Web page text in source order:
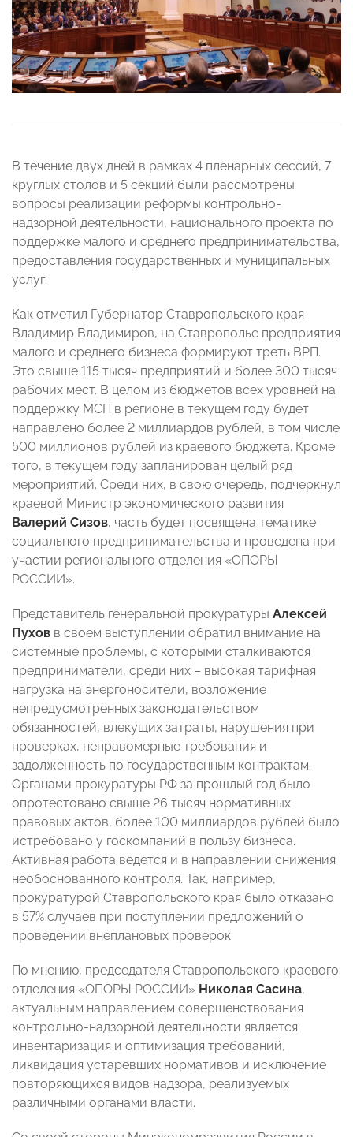
В течение двух дней в рамках 4 пленарных сессий, 7
круглых столов и 5 секций были рассмотрены
вопросы реализации реформы контрольно-
надзорной деятельности, национального проекта по
поддержке малого и среднего предпринимательства,
предоставления государственных и муниципальных
услуг.
Как отметил Губернатор Ставропольского края
Владимир Владимиров, на Ставрополье предприятия
малого и среднего бизнеса формируют треть ВРП.
Это свыше 115 тысяч предприятий и более 300 тысяч
рабочих мест. В целом из бюджетов всех уровней на
поддержку МСП в регионе в текущем году будет
направлено более 2 миллиардов рублей, в том числе
500 миллионов рублей из краевого бюджета. Кроме
того, в текущем году запланирован целый ряд
мероприятий. Среди них, в свою очередь, подчеркнул
краевой Министр экономического развития
Валерий Сизов, часть будет посвящена тематике
социального предпринимательства и проведена при
участии регионального отделения «ОПОРЫ
РОССИИ».
Представитель генеральной прокуратуры Алексей
Пухов в своем выступлении обратил внимание на
системные проблемы, с которыми сталкиваются
предприниматели, среди них – высокая тарифная
нагрузка на энергоносители, возложение
непредусмотренных законодательством
обязанностей, влекущих затраты, нарушения при
проверках, неправомерные требования и
задолженность по государственным контрактам.
Органами прокуратуры РФ за прошлый год было
опротестовано свыше 26 тысяч нормативных
правовых актов, более 100 миллиардов рублей было
истребовано у госкомпаний в пользу бизнеса.
Активная работа ведется и в направлении снижения
необоснованного контроля. Так, например,
прокуратурой Ставропольского края было отказано
в 57% случаев при поступлении предложений о
проведении внеплановых проверок.
По мнению, председателя Ставропольского краевого
отделения «ОПОРЫ РОССИИ» Николая Сасина,
актуальным направлением совершенствования
контрольно-надзорной деятельности является
инвентаризация и оптимизация требований,
ликвидация устаревших нормативов и исключение
повторяющихся видов надзора, реализуемых
различными органами власти.